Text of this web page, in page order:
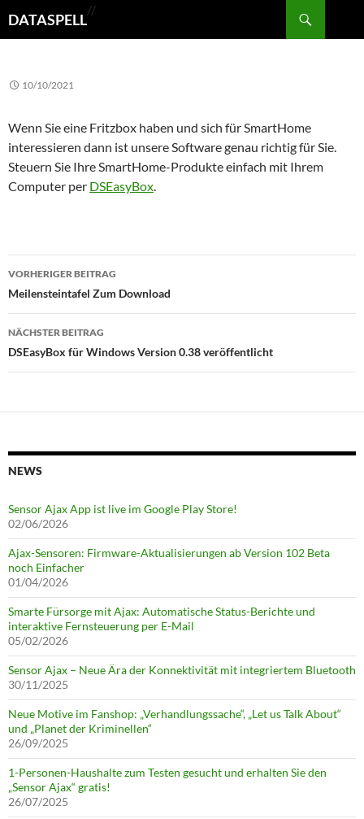
//
DATASPELL
SPRINGEN
10/10/2021
Wenn Sie eine Fritzbox haben und sich für SmartHome
interessieren dann ist unsere Software genau richtig für Sie.
Steuern Sie Ihre SmartHome-Produkte einfach mit Ihrem
Computer per DSEasyBox.
Beitragsnavigation
VORHERIGER BEITRAG
Meilensteintafel Zum Download
NÄCHSTER BEITRAG
DSEasyBox für Windows Version 0.38 veröffentlicht
NEWS
Sensor Ajax App ist live im Google Play Store!
02/06/2026
Ajax-Sensoren: Firmware-Aktualisierungen ab Version 102 Beta
noch Einfacher
01/04/2026
Smarte Fürsorge mit Ajax: Automatische Status-Berichte und
interaktive Fernsteuerung per E-Mail
05/02/2026
Sensor Ajax – Neue Ära der Konnektivität mit integriertem Bluetooth
30/11/2025
Neue Motive im Fanshop: „Verhandlungssache“, „Let us Talk About“
und „Planet der Kriminellen“
26/09/2025
1-Personen-Haushalte zum Testen gesucht und erhalten Sie den
„Sensor Ajax“ gratis!
26/07/2025